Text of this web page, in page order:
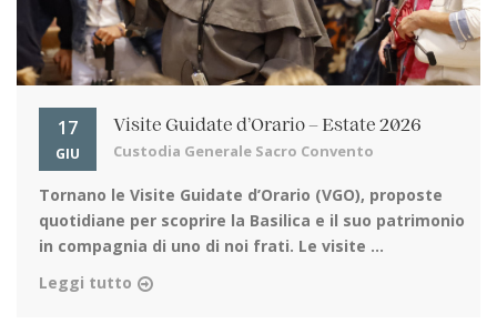
17
GIU
Visite Guidate d’Orario – Estate 2026
Custodia Generale Sacro Convento
Tornano le Visite Guidate d’Orario (VGO), proposte
quotidiane per scoprire la Basilica e il suo patrimonio
in compagnia di uno di noi frati. Le visite ...
Leggi tutto